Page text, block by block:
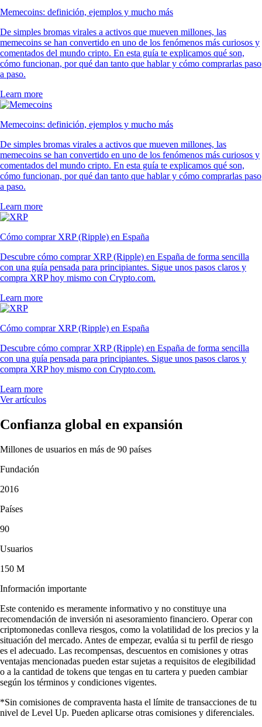
Memecoins: definición, ejemplos y mucho más
De simples bromas virales a activos que mueven millones, las
memecoins se han convertido en uno de los fenómenos más curiosos y
comentados del mundo cripto. En esta guía te explicamos qué son,
cómo funcionan, por qué dan tanto que hablar y cómo comprarlas paso
a paso.
Learn more
Memecoins: definición, ejemplos y mucho más
De simples bromas virales a activos que mueven millones, las
memecoins se han convertido en uno de los fenómenos más curiosos y
comentados del mundo cripto. En esta guía te explicamos qué son,
cómo funcionan, por qué dan tanto que hablar y cómo comprarlas paso
a paso.
Learn more
Cómo comprar XRP (Ripple) en España
Descubre cómo comprar XRP (Ripple) en España de forma sencilla
con una guía pensada para principiantes. Sigue unos pasos claros y
compra XRP hoy mismo con Crypto.com.
Learn more
Cómo comprar XRP (Ripple) en España
Descubre cómo comprar XRP (Ripple) en España de forma sencilla
con una guía pensada para principiantes. Sigue unos pasos claros y
compra XRP hoy mismo con Crypto.com.
Learn more
Ver artículos
Confianza global en expansión
Millones de usuarios en más de 90 países
Fundación
2016
Países
90
Usuarios
150 M
Información importante
Este contenido es meramente informativo y no constituye una
recomendación de inversión ni asesoramiento financiero. Operar con
criptomonedas conlleva riesgos, como la volatilidad de los precios y la
situación del mercado. Antes de empezar, evalúa si tu perfil de riesgo
es el adecuado. Las recompensas, descuentos en comisiones y otras
ventajas mencionadas pueden estar sujetas a requisitos de elegibilidad
o a la cantidad de tokens que tengas en tu cartera y pueden cambiar
según los términos y condiciones vigentes.
*Sin comisiones de compraventa hasta el límite de transacciones de tu
nivel de Level Up. Pueden aplicarse otras comisiones y diferenciales.